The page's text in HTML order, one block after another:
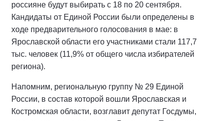
россияне будут выбирать с 18 по 20 сентября.
Кандидаты от Единой России были определены в
ходе предварительного голосования в мае: в
Ярославской области его участниками стали 117,7
тыс. человек (11,9% от общего числа избирателей
региона).
Напомним, региональную группу № 29 Единой
России, в состав которой вошли Ярославская и
Костромская области, возглавит депутат Госдумы,